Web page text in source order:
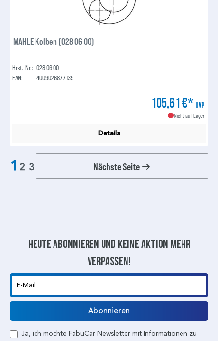
MAHLE Kolben (028 06 00)
Hrst.-Nr.: 028 06 00
EAN:
4009026877135
105,61 €* UVP
Nicht auf Lager
Details
1 2 3 Nächste Seite
Heute abonnieren und keine aktion mehr
verpassen!
E-Mail
Abonnieren
Ja, ich möchte FabuCar Newsletter mit Informationen zu